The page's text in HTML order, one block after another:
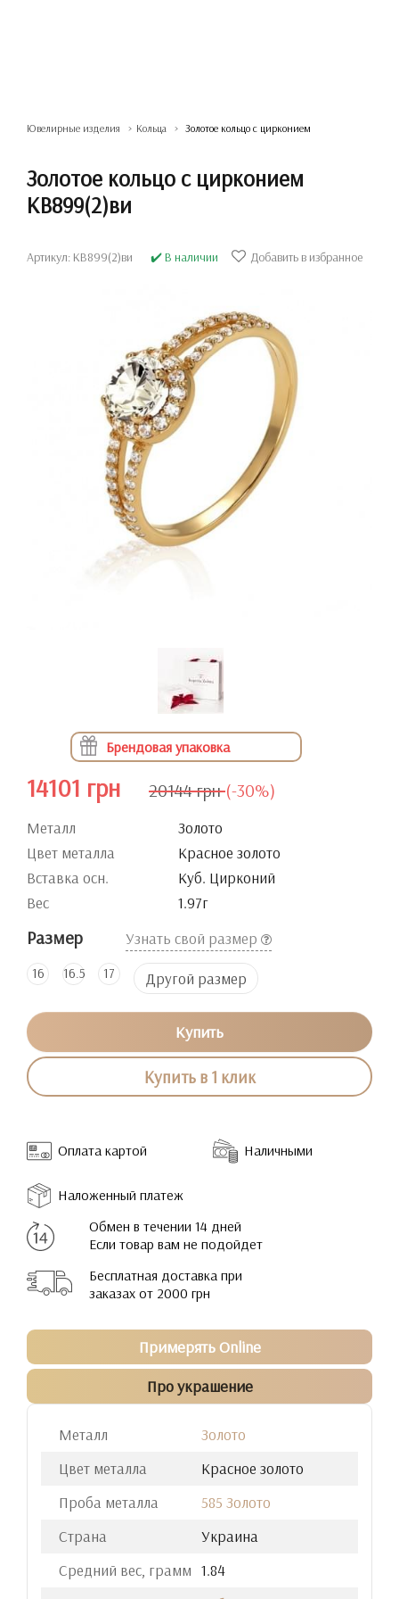
Ювелирные изделия Кольца Золотое кольцо с цирконием
Золотое кольцо с цирконием
КВ899(2)ви
Артикул: КВ899(2)ви ✔️ В наличии Добавить в избранное
Брендовая упаковка
14101 грн 20144 грн (-30%)
Металл
Золото
Цвет металла
Красное золото
Вставка осн.
Куб. Цирконий
Вес
1.97г
Размер Узнать свой размер
16 16.5 17 Другой размер
Купить
Купить в 1 клик
Оплата картой Наличными
Наложенный платеж
Обмен в течении 14 дней
Если товар вам не подойдет
Бесплатная доставка при
заказах от 2000 грн
Примерять Online
Про украшение
Металл
Золото
Цвет металла
Красное золото
Проба металла
585 Золото
Страна
Украина
Средний вес, грамм 1.84